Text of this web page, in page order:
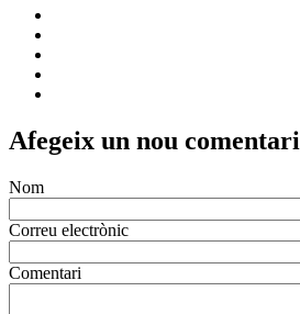
Afegeix un nou comentari
Nom
Correu electrònic
Comentari